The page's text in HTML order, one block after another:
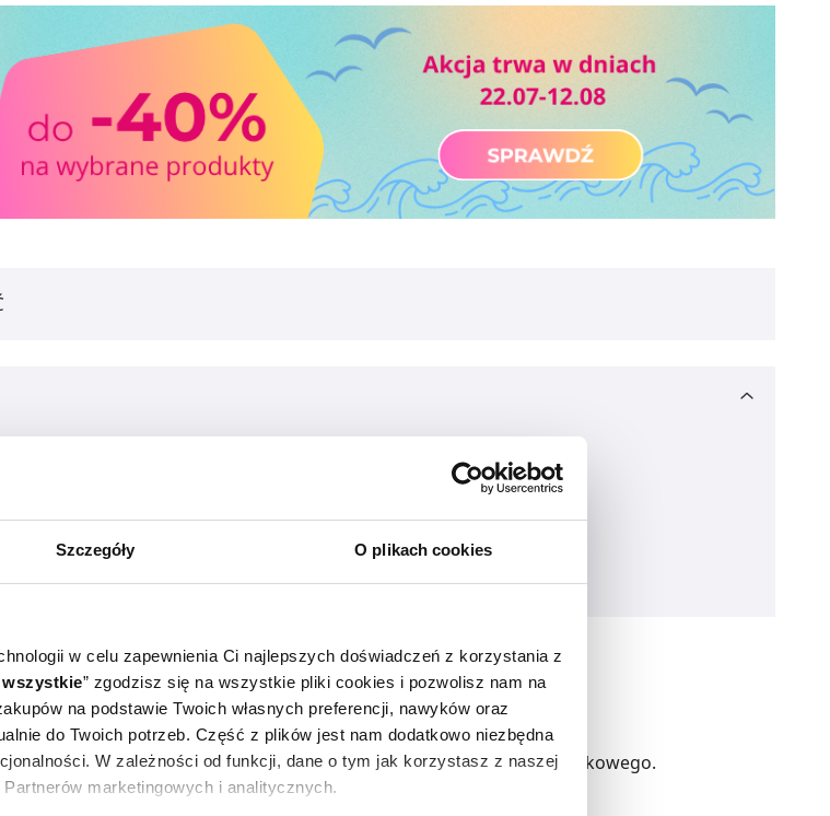
Szczegóły O plikach cookies
w celu zapewnienia Ci najlepszych doświadczeń z korzystania z
” zgodzisz się na wszystkie pliki cookies i pozwolisz nam na
na podstawie Twoich własnych preferencji, nawyków oraz
do Twoich potrzeb. Część z plików jest nam dodatkowo niezbędna
W zależności od funkcji, dane o tym jak korzystasz z naszej
marketingowych i analitycznych.
wiatropędne, żółciopędne, pobudza wydzielanie soku żołądkowego.